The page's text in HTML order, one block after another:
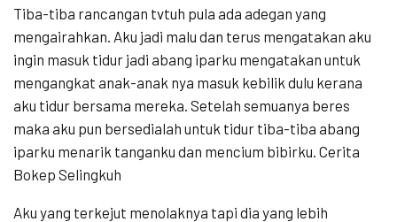
Tiba-tiba rancangan tvtuh pula ada adegan yang
mengairahkan. Aku jadi malu dan terus mengatakan aku
ingin masuk tidur jadi abang iparku mengatakan untuk
mengangkat anak-anak nya masuk kebilik dulu kerana
aku tidur bersama mereka. Setelah semuanya beres
maka aku pun bersedialah untuk tidur tiba-tiba abang
iparku menarik tanganku dan mencium bibirku. Cerita
Bokep Selingkuh
Aku yang terkejut menolaknya tapi dia yang lebih